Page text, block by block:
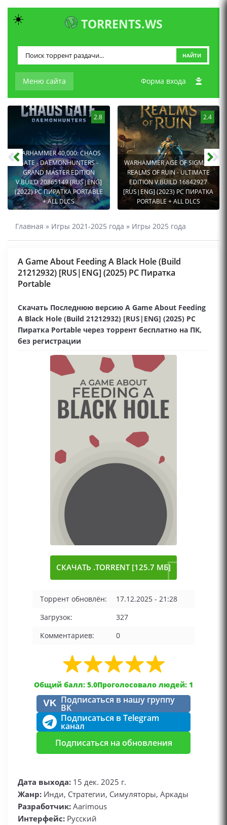
TORRENTS.WS
Меню сайта
НАЙТИ
Форма входа
2.8
WARHAMMER 40,000: CHAOS
GATE - DAEMONHUNTERS -
GRAND MASTER EDITION
V.BUILD 20865149 [RUS|ENG]
(2022) PC ПИРАТКА PORTABLE
+ ALL DLCS
2.4
WARHAMMER AGE OF SIGMAR:
REALMS OF RUIN - ULTIMATE
EDITION V.BUILD 16842927
[RUS|ENG] (2023) PC ПИРАТКА
PORTABLE + ALL DLCS
Главная » Игры 2021-2025 года » Игры 2025 года
A Game About Feeding A Black Hole (Build
21212932) [RUS|ENG] (2025) PC Пиратка
Portable
Скачать Последнюю версию A Game About Feeding
A Black Hole (Build 21212932) [RUS|ENG] (2025) PC
Пиратка Portable через торрент бесплатно на ПК,
без регистрации
СКАЧАТЬ .TORRENT [125.7 МБ]
Торрент обновлён:
17.12.2025 - 21:28
Загрузок:
327
Комментариев:
0
Общий балл: 5.0Проголосовало людей: 1
VK Подписаться в нашу группу
ВК
Подписаться в Telegram
канал
Подписаться на обновления
Дата выхода: 15 дек. 2025 г.
Жанр: Инди, Стратегии, Симуляторы, Аркады
Разработчик: Aarimous
Интерфейс: Русский
☀️